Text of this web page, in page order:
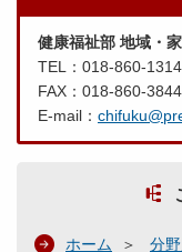
健康福祉部 地域・
TEL：018-860-1314
FAX：018-860-3844
E-mail：
ホーム 分